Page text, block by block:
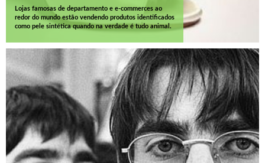
Lojas famosas de departamento e e-commerces ao
redor do mundo estão vendendo produtos identificados
como pele sintética quando na verdade é tudo animal.